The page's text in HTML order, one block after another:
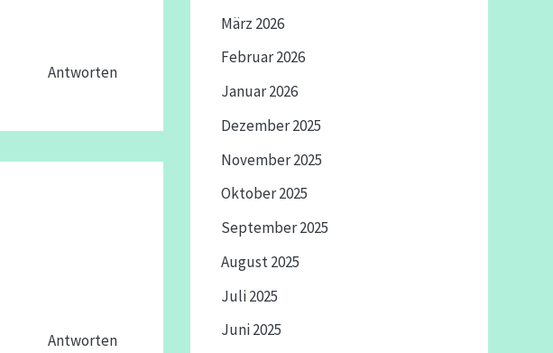
Antworten
Antworten
März 2026
Februar 2026
Januar 2026
Dezember 2025
November 2025
Oktober 2025
September 2025
August 2025
Juli 2025
Juni 2025